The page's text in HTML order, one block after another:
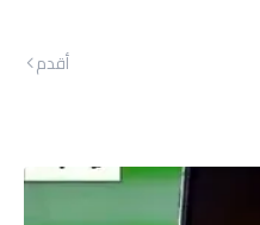
أقدم